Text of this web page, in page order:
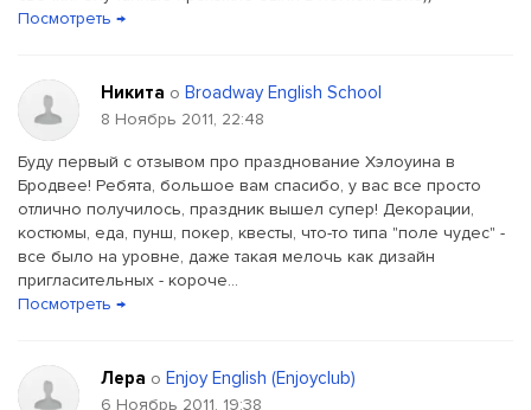
Посмотреть →
Никита о Broadway English School
8 Ноябрь 2011, 22:48
Буду первый с отзывом про празднование Хэлоуина в
Бродвее! Ребята, большое вам спасибо, у вас все просто
отлично получилось, праздник вышел супер! Декорации,
костюмы, еда, пунш, покер, квесты, что-то типа "поле чудес" -
все было на уровне, даже такая мелочь как дизайн
пригласительных - короче...
Посмотреть →
Лера о Enjoy English (Enjoyсlub)
6 Ноябрь 2011, 19:38